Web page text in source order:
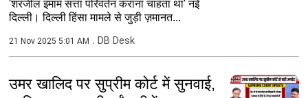
'शरजील इमाम सत्ता परिवर्तन कराना चाहता था' नई
दिल्ली। दिल्ली हिंसा मामले से जुड़ी ज़मानत...
21 Nov 2025 5:01 AM DB Desk
उमर खालिद पर सुप्रीम कोर्ट में सुनवाई,